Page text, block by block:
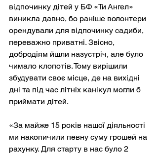
відпочинку дітей у БФ «Ти Ангел»
виникла давно, бо раніше волонтери
орендували для відпочинку садиби,
переважно приватні. Звісно,
добродіям йшли назустріч, але було
чимало клопотів. Тому вирішили
збудувати своє місце, де на вихідні
дні та під час літніх канікул могли б
приймати дітей.
«За майже 15 років нашої діяльності
ми накопичили певну суму грошей на
рахунку. Для старту в нас було 2